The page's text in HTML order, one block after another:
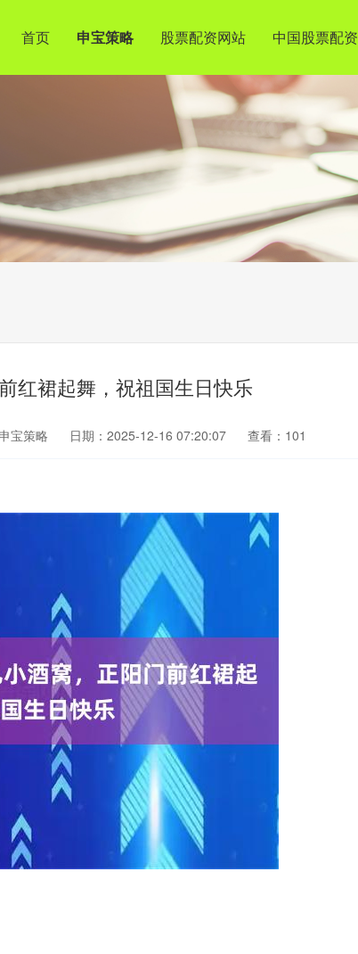
首页 申宝策略 股票配资网站 中国股票配资
红裙起舞，祝祖国生日快乐
宝策略 日期：2025-12-16 07:20:07 查看：101